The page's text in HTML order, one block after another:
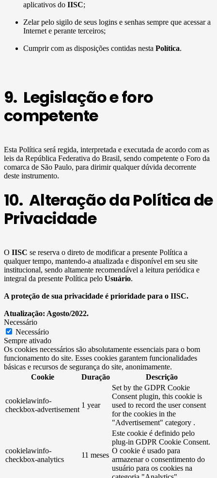
aplicativos do IISC;
Zelar pelo sigilo de seus logins e senhas sempre que acessar a
Internet e perante terceiros;
Cumprir com as disposições contidas nesta Política.
9. Legislação e foro
competente
Esta Política será regida, interpretada e executada de acordo com as
leis da República Federativa do Brasil, sendo competente o Foro da
comarca de São Paulo, para dirimir qualquer dúvida decorrente
deste instrumento.
10. Alteração da Política de
Privacidade
O IISC se reserva o direto de modificar a presente Política a
qualquer tempo, mantendo-a atualizada e disponível em seu site
institucional, sendo altamente recomendável a leitura periódica e
integral da presente Política pelo Usuário.
A proteção de sua privacidade é prioridade para o IISC.
Atualização: Agosto/2022.
Necessário
Necessário
Sempre ativado
Os cookies necessários são absolutamente essenciais para o bom
funcionamento do site. Esses cookies garantem funcionalidades
básicas e recursos de segurança do site, anonimamente.
Cookie
Duração Descrição
cookielawinfo-
checkbox-advertisement
1 year
Set by the GDPR Cookie
Consent plugin, this cookie is
used to record the user consent
for the cookies in the
"Advertisement" category .
cookielawinfo-
checkbox-analytics
11 meses
Este cookie é definido pelo
plug-in GDPR Cookie Consent.
O cookie é usado para
armazenar o consentimento do
usuário para os cookies na